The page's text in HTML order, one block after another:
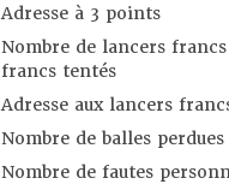
Adresse à 3 points
Nombre de lancers
francs tentés
Adresse aux lancers
Nombre de balles perdues
Nombre de fautes